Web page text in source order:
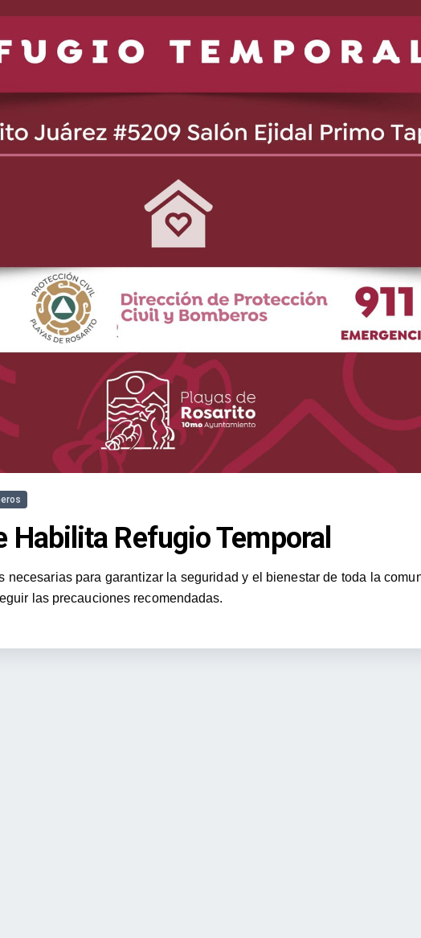
Habilita Refugio Temporal
necesarias para garantizar la seguridad y el bienestar de toda la
las precauciones recomendadas.